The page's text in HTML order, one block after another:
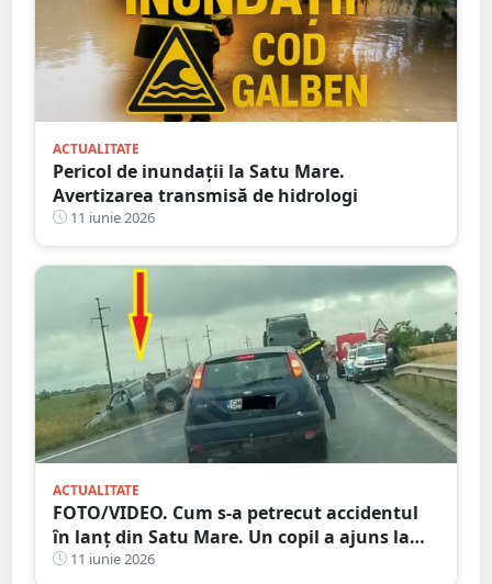
ACTUALITATE
Pericol de inundații la Satu Mare.
Avertizarea transmisă de hidrologi
11 iunie 2026
ACTUALITATE
FOTO/VIDEO. Cum s-a petrecut accidentul
în lanț din Satu Mare. Un copil a ajuns la
spital
11 iunie 2026